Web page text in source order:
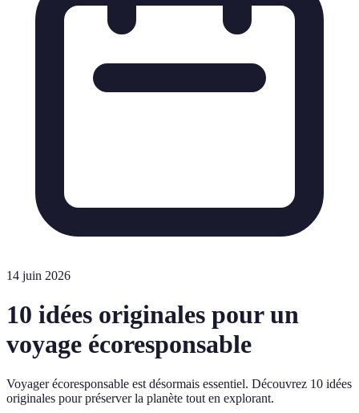
14 juin 2026
10 idées originales pour un
voyage écoresponsable
Voyager écoresponsable est désormais essentiel. Découvrez 10 idées
originales pour préserver la planète tout en explorant.